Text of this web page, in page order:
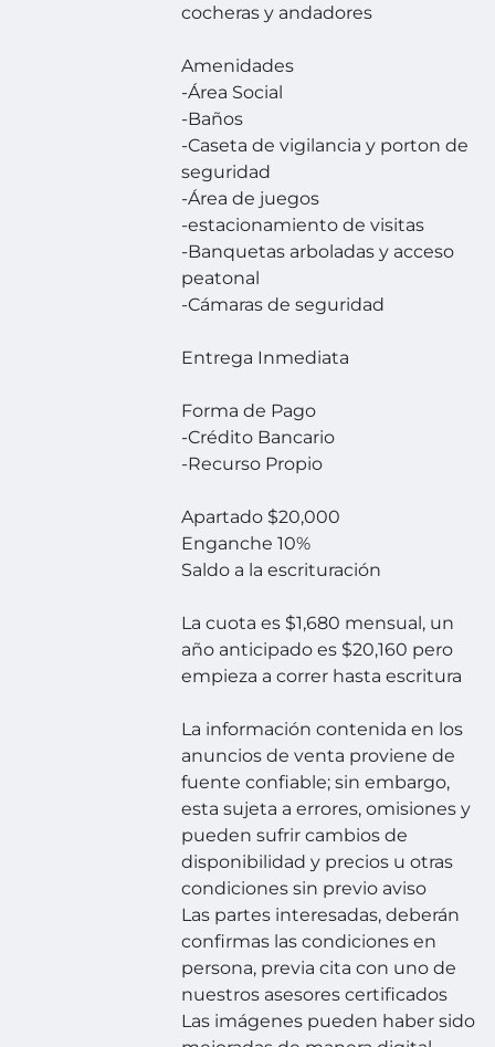
cocheras y andadores
Amenidades
-Área Social
-Baños
-Caseta de vigilancia y porton de
seguridad
-Área de juegos
-estacionamiento de visitas
-Banquetas arboladas y acceso
peatonal
-Cámaras de seguridad
Entrega Inmediata
Forma de Pago
-Crédito Bancario
-Recurso Propio
Apartado $20,000
Enganche 10%
Saldo a la escrituración
La cuota es $1,680 mensual, un
año anticipado es $20,160 pero
empieza a correr hasta escritura
La información contenida en los
anuncios de venta proviene de
fuente confiable; sin embargo,
esta sujeta a errores, omisiones y
pueden sufrir cambios de
disponibilidad y precios u otras
condiciones sin previo aviso
Las partes interesadas, deberán
confirmas las condiciones en
persona, previa cita con uno de
nuestros asesores certificados
Las imágenes pueden haber sido